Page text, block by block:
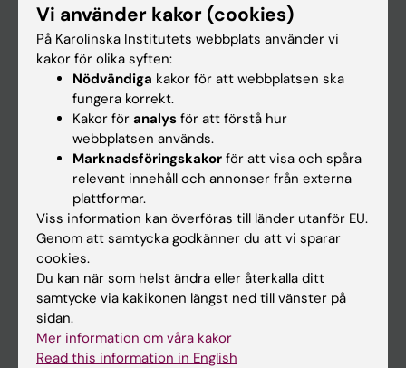
På gång
Nyheter
Kalender
Schema
Studentmejlen
Kurs- och programwebbar
Student på KI
Vi använder kakor (cookies)
På Karolinska Institutets webbplats använder vi
kakor för olika syften:
Nödvändiga kakor för att webbplatsen ska
fungera korrekt.
Kakor för analys för att förstå hur
webbplatsen används.
Marknadsföringskakor för att visa och spåra
relevant innehåll och annonser från externa
plattformar.
Viss information kan överföras till länder utanför EU.
Genom att samtycka godkänner du att vi sparar
cookies.
Du kan när som helst ändra eller återkalla ditt
samtycke via kakikonen längst ned till vänster på
sidan.
Mer information om våra kakor
Read this information in English